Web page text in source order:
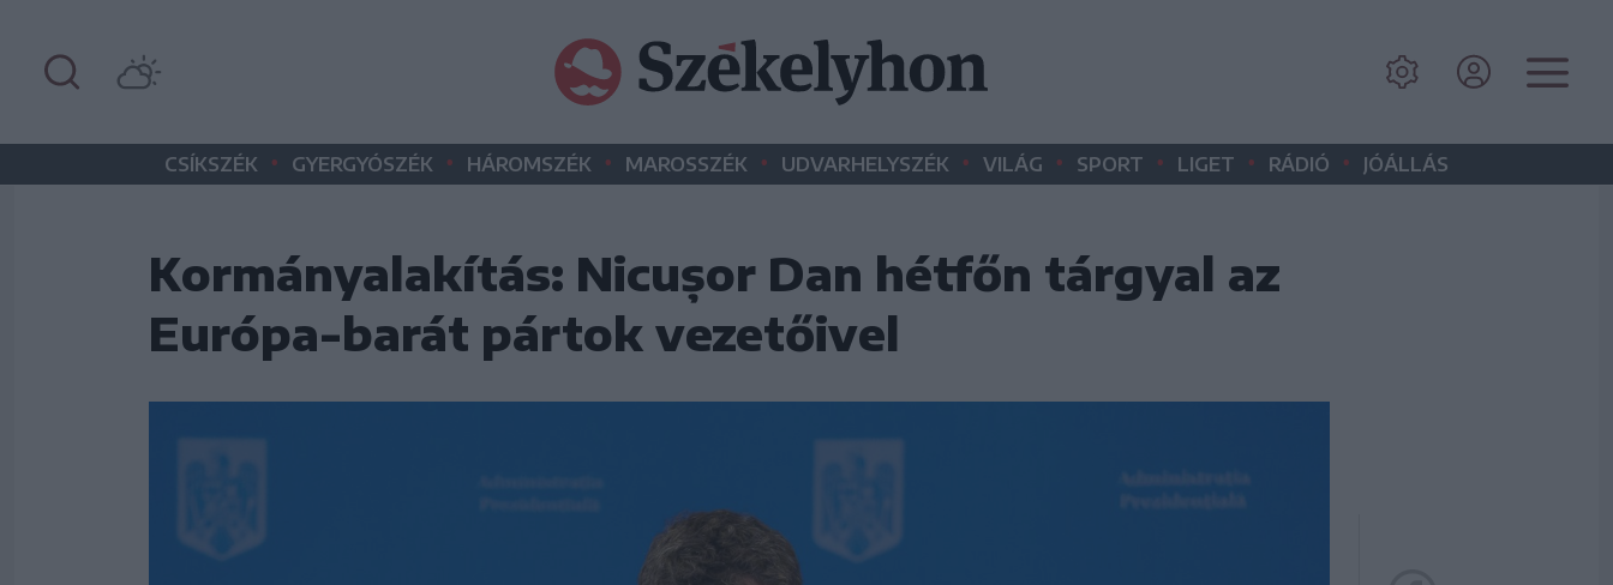
CSÍKSZÉK • GYERGYÓSZÉK • HÁROMSZÉK • MAROSSZÉK • UDVARHELYSZÉK • VILÁG • SPORT • LIGET • RÁDIÓ • JÓÁLLÁS
Kormányalakítás: Nicușor Dan hétfőn tárgyal az
Európa-barát pártok vezetőivel